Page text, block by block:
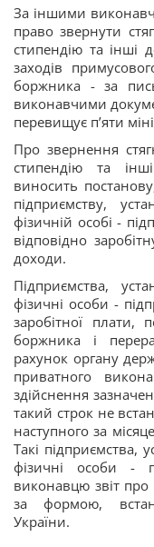
За іншими
право звернути
стипендію та інші
заходів
боржника - за
виконавчими
перевищує п’яти
Про звернення
стипендію та
виносить
підприємству,
фізичній особі -
відповідно
доходи.
Підприємства,
фізичні особи -
заробітної плати,
боржника і
рахунок органу
приватного
здійснення
такий строк не
наступного за
Такі підприємства,
фізичні особи -
виконавцю звіт про
за формою,
України.